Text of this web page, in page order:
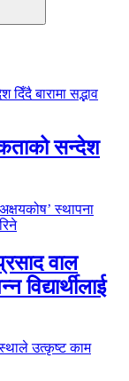
सन्देश
वाल
विद्यार्थीलाई